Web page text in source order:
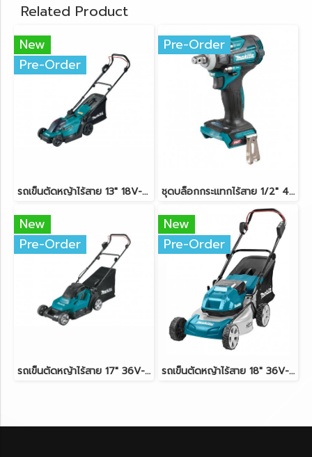
Related Product
New
Pre-Order
รถเข็นตัดหญ้าไร้สาย 13" 18V-LXT MAKITA DLM330Z ตัวเครื่องเปล่า
Pre-Order
ชุดบล็อกกระแทกไร้สาย 1/2" 40V-BL MAKITA TW004GD201
New
Pre-Order
รถเข็นตัดหญ้าไร้สาย 17" 36V-LXT (18Vx2) MAKITA DLM432Z ตัวเครื่องเปล่า
New
Pre-Order
รถเข็นตัดหญ้าไร้สาย 18" 36V-BL (18Vx2) MAKITA DLM460Z ตัวเครื่องเปล่า